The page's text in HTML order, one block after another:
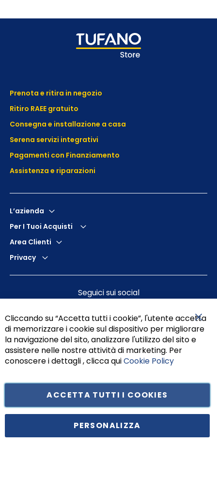
Prenota e ritira in negozio
Ritiro RAEE gratuito
Consegna e installazione a casa
Serena servizi integrativi
Pagamenti con Finanziamento
Assistenza e riparazioni
L’azienda
Per I Tuoi Acquisti
Area Clienti
Privacy
Seguici sui social
Principe di Piemonte 199, cap. 80026 Casoria (NA) - C.F. 05834470634 -
Cliccando su “Accetta tutti i cookie”, l'utente accetta
di memorizzare i cookie sul dispositivo per migliorare
la navigazione del sito, analizzare l'utilizzo del sito e
assistere nelle nostre attività di marketing. Per
conoscere i dettagli , clicca quiCookie Policy
ACCETTA TUTTI I COOKIES
PERSONALIZZA